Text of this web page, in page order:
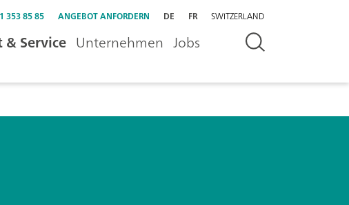
353 85 85 ANGEBOT ANFORDERN DE FR SWITZERLAND
Service Unternehmen Jobs